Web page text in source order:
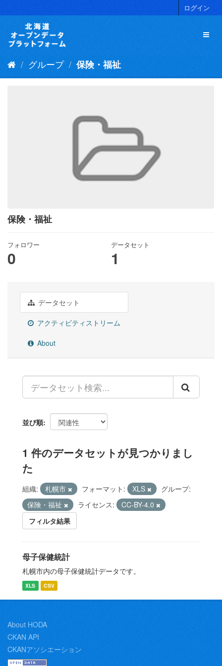
キ
ログイン
グループ 保険・福祉
保険・福祉
フォロワー
0
データセット
1
データセット
アクティビティストリーム
About
並び順
1 件のデータセットが見つかりまし
た
組織: 札幌市 フォーマット: XLS
グループ:
保険・福祉
ライセンス:
CC-BY-4.0
フィルタ結果
母子保健統計
札幌市内の母子保健統計データです。
XLS CSV
About HODA
CKAN API
CKANアソシエーション